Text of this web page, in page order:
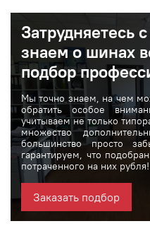
Затрудняетесь
знаем о шинах
подбор
Мы точно знаем, на чем
обратить особое
учитываем не только
множество
большинство просто
гарантируем, что
потраченного на них рубля!
Заказать подбор